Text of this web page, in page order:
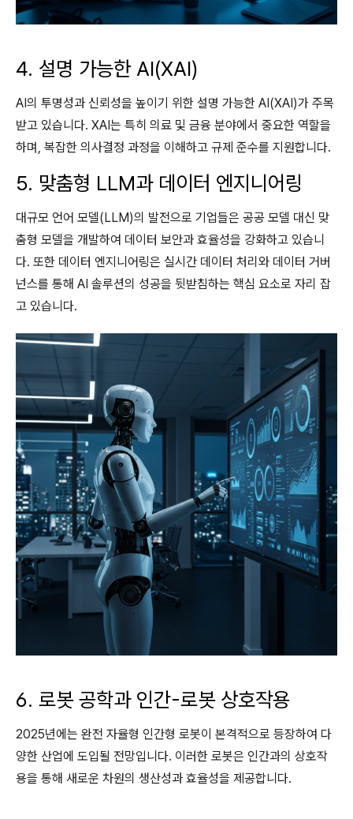
4. 설명 가능한 AI(XAI)
AI의 투명성과 신뢰성을 높이기 위한 설명 가능한 AI(XAI)가 주목
받고 있습니다. XAI는 특히 의료 및 금융 분야에서 중요한 역할을
하며, 복잡한 의사결정 과정을 이해하고 규제 준수를 지원합니다.
5. 맞춤형 LLM과 데이터 엔지니어링
대규모 언어 모델(LLM)의 발전으로 기업들은 공공 모델 대신 맞
춤형 모델을 개발하여 데이터 보안과 효율성을 강화하고 있습니
다. 또한 데이터 엔지니어링은 실시간 데이터 처리와 데이터 거버
넌스를 통해 AI 솔루션의 성공을 뒷받침하는 핵심 요소로 자리 잡
고 있습니다.
6. 로봇 공학과 인간-로봇 상호작용
2025년에는 완전 자율형 인간형 로봇이 본격적으로 등장하여 다
양한 산업에 도입될 전망입니다. 이러한 로봇은 인간과의 상호작
용을 통해 새로운 차원의 생산성과 효율성을 제공합니다.